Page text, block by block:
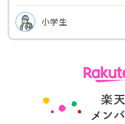
小学生